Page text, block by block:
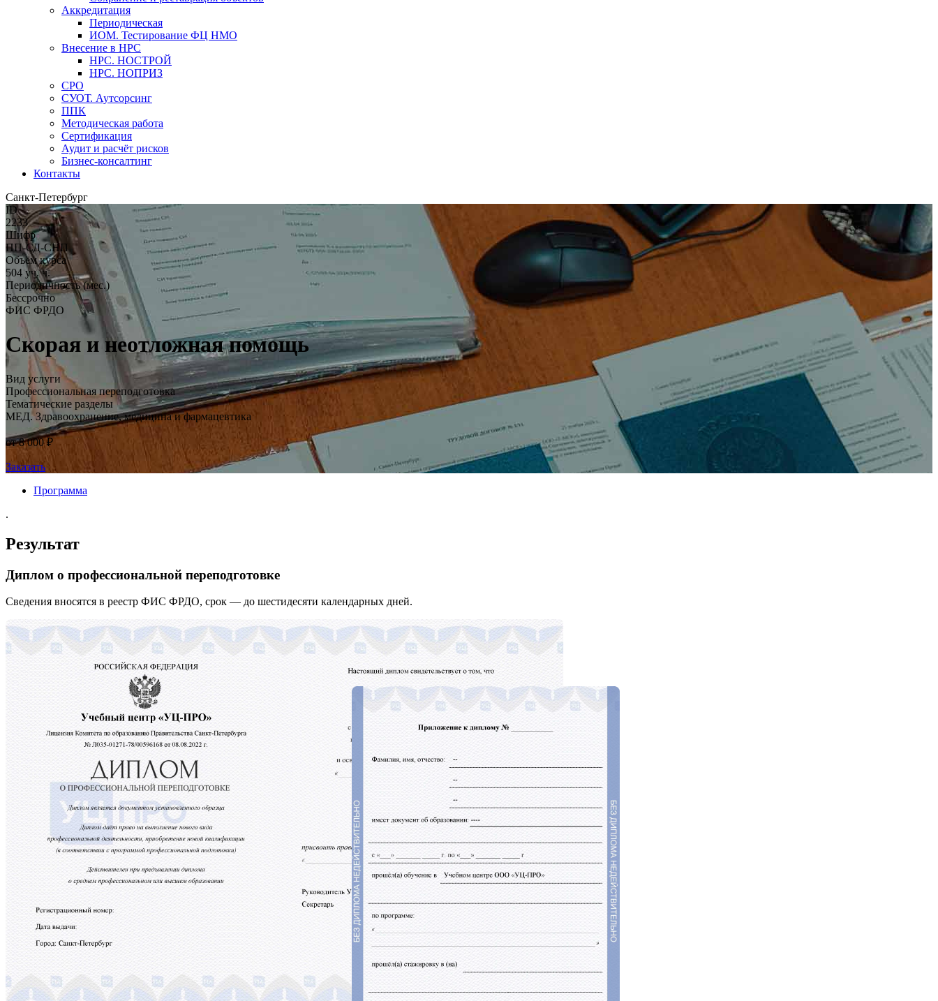
Аккредитация
Периодическая
ИОМ. Тестирование ФЦ НМО
Внесение в НРС
НРС. НОСТРОЙ
НРС. НОПРИЗ
СРО
СУОТ. Аутсорсинг
ППК
Методическая работа
Сертификация
Аудит и расчёт рисков
Бизнес-консалтинг
Контакты
Санкт-Петербург
ID
2233
Шифр
ПП-СД-СНП
Объём курса
504 уч. ч.
Периодичность (мес.)
Бессрочно
ФИС ФРДО
Скорая и неотложная помощь
Вид услуги
Профессиональная переподготовка
Тематические разделы
МЕД. Здравоохранение, медицина и фармацевтика
от 8 000 ₽
Заказать
Программа
.
Результат
Диплом о профессиональной переподготовке
Сведения вносятся в реестр ФИС ФРДО, срок — до шестидесяти календарных дней.